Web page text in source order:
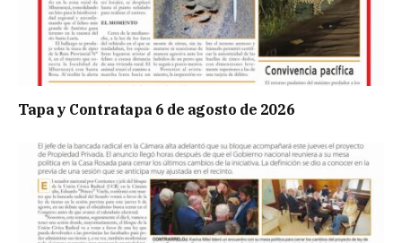
Tapa y Contratapa 6 de agosto de 2026